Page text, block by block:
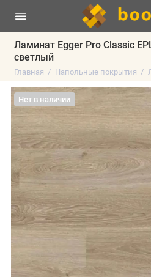
Ламинат Egger Pro Classic
светлый
Главная Напольные покрытия
Нет в наличии